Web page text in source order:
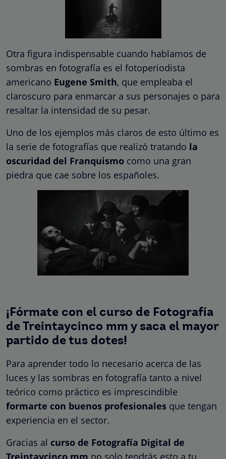
Otra figura indispensable cuando hablamos de
sombras en fotografía es el fotoperiodista
americano Eugene Smith, que empleaba el
claroscuro para enmarcar a sus personajes o para
resaltar la intensidad de su pesar.
Uno de los ejemplos más claros de esto último es
la serie de fotografías que realizó tratando la
oscuridad del Franquismo como una gran
piedra que cae sobre los españoles.
¡Fórmate con el curso de Fotografía
de Treintaycinco mm y saca el mayor
partido de tus dotes!
Para aprender todo lo necesario acerca de las
luces y las sombras en fotografía tanto a nivel
teórico como práctico es imprescindible
formarte con buenos profesionales que tengan
experiencia en el sector.
Gracias al curso de Fotografía Digital de
Treintaycinco mm no solo tendrás esto a tu